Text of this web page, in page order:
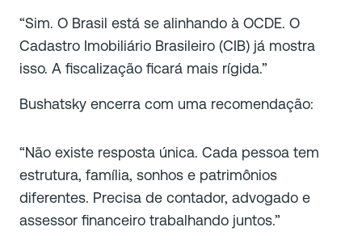
“Sim. O Brasil está se alinhando à OCDE. O
Cadastro Imobiliário Brasileiro (CIB) já mostra
isso. A fiscalização ficará mais rígida.”
Bushatsky encerra com uma recomendação:
“Não existe resposta única. Cada pessoa tem
estrutura, família, sonhos e patrimônios
diferentes. Precisa de contador, advogado e
assessor financeiro trabalhando juntos.”